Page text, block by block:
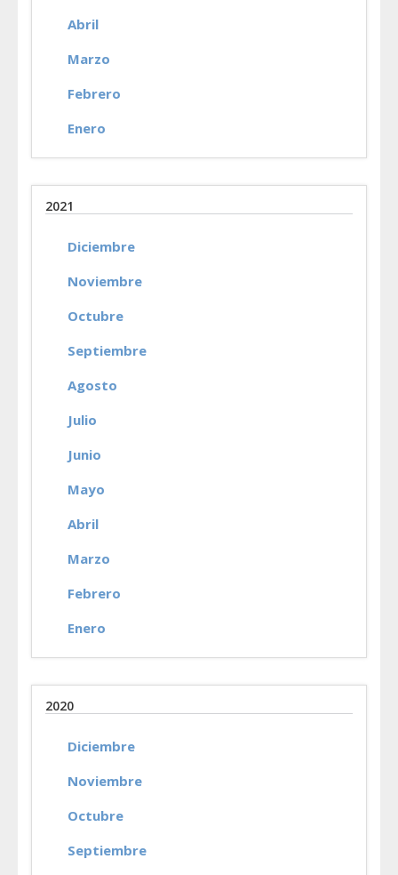
Abril
Marzo
Febrero
Enero
2021
Diciembre
Noviembre
Octubre
Septiembre
Agosto
Julio
Junio
Mayo
Abril
Marzo
Febrero
Enero
2020
Diciembre
Noviembre
Octubre
Septiembre